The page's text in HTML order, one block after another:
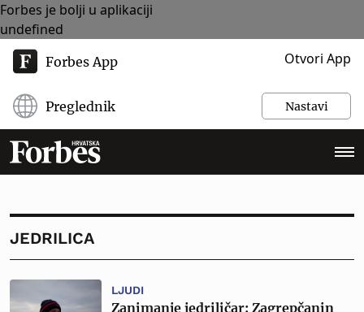
Forbes je bolji u aplikaciji
undefined
Forbes App Otvori App
Preglednik Nastavi
JEDRILICA
LJUDI
Zanimanje jedriličar: Zagrepčanin